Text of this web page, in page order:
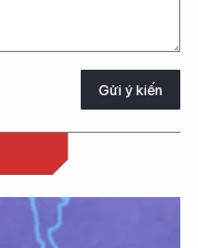
Gửi ý kiến